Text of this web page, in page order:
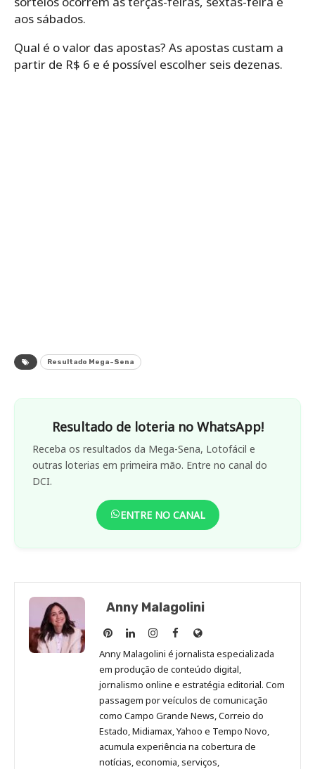
aos sábados.
Qual é o valor das apostas? As apostas custam a
partir de R$ 6 e é possível escolher seis dezenas.
Resultado Mega-Sena
Resultado de loteria no WhatsApp!
Receba os resultados da Mega-Sena, Lotofácil e
outras loterias em primeira mão. Entre no canal do
DCI.
ENTRE NO CANAL
Anny Malagolini
Anny
Malagolini
no
Pinterest
Anny
Malagolini
no
LinkedIn
Anny
Malagolini
no
Instagram
Anny
Malagolini
no
Facebook
Site
de
Anny
Malagolini
Anny Malagolini é jornalista especializada
em produção de conteúdo digital,
jornalismo online e estratégia editorial. Com
passagem por veículos de comunicação
como Campo Grande News, Correio do
Estado, Midiamax, Yahoo e Tempo Novo,
acumula experiência na cobertura de
notícias, economia, serviços,